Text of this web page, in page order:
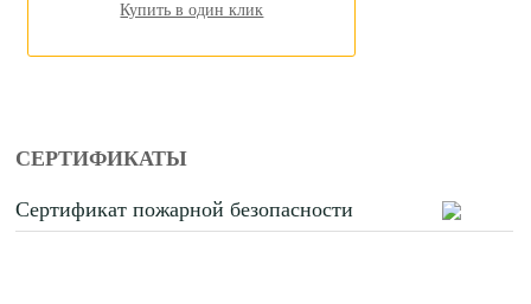
Купить в один клик
СЕРТИФИКАТЫ
Сертификат пожарной безопасности